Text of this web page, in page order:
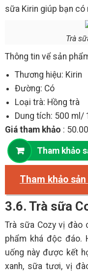
sữa Kirin giúp bạn có
Trà
Thông tin vể sản
Thương hiệu: Kirin
Đường: Có
Loại trà: Hồng trà
Dung tích: 500 ml/
Giá tham khảo :
Tham khảo
Tham khảo
3.6. Trà sữa
Trà sữa Cozy vị đào
phẩm khá độc đáo.
uống này được kết
xanh, sữa tươi, vị